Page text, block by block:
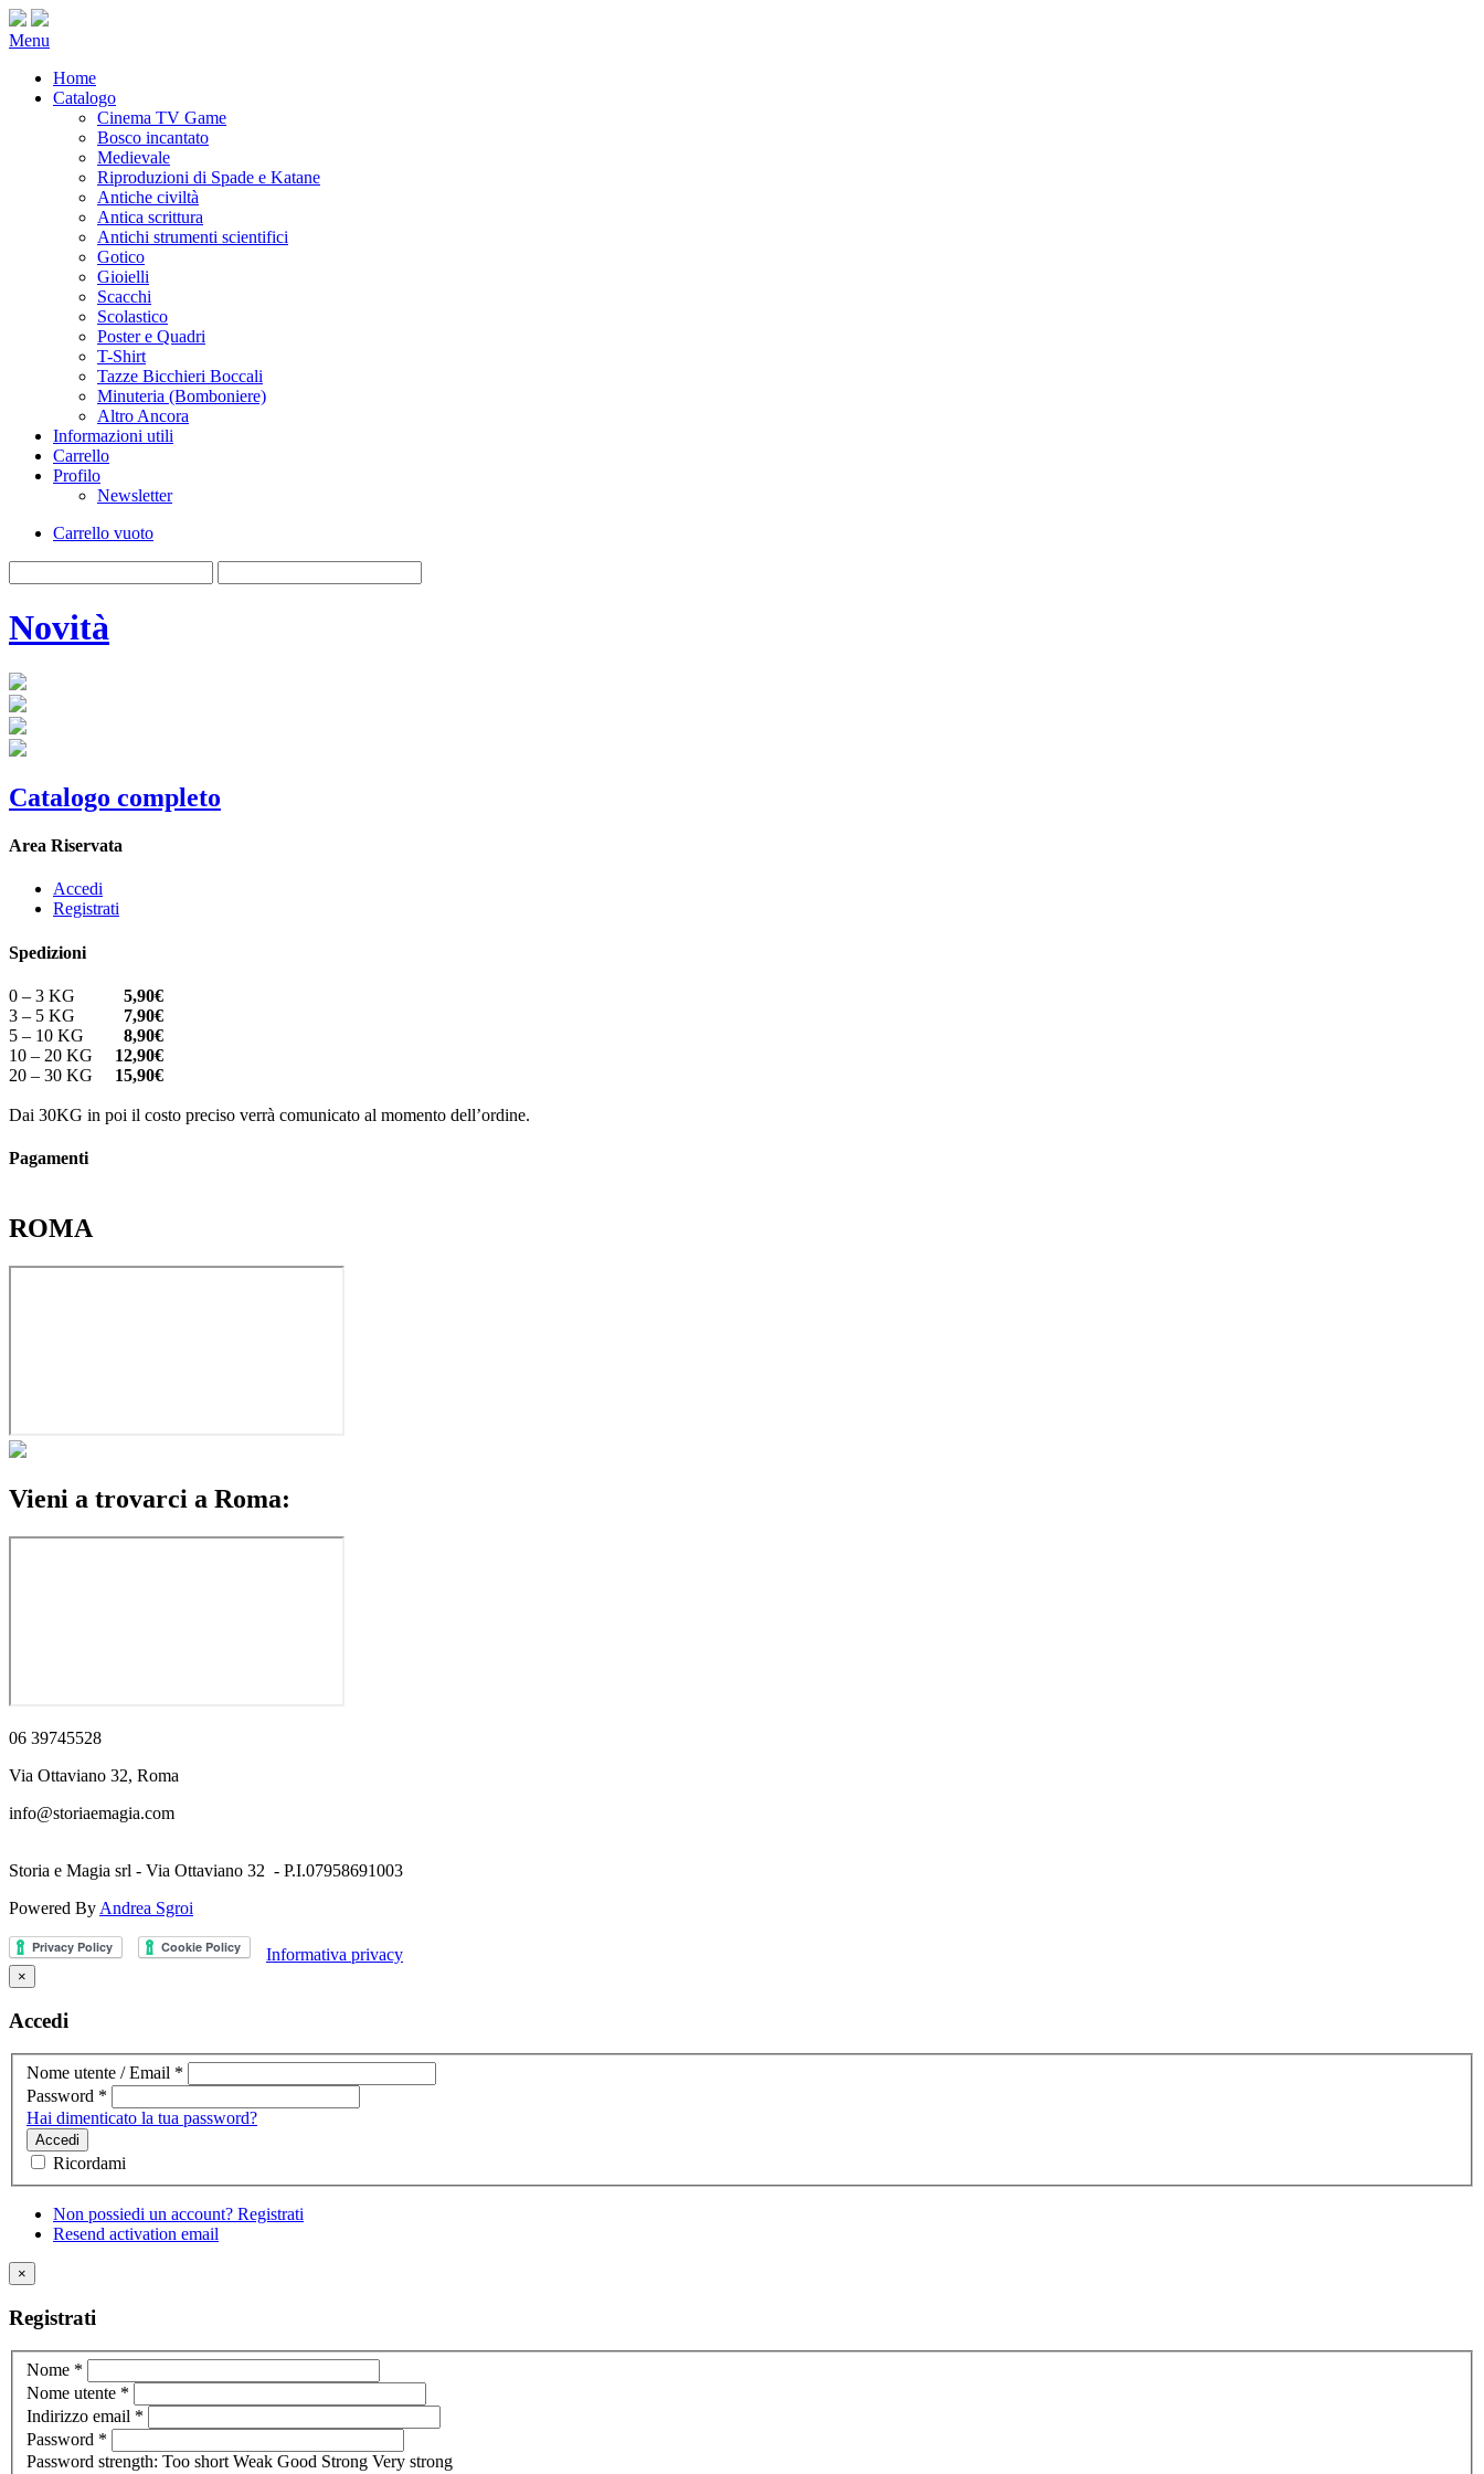
Menu
Home
Catalogo
Cinema TV Game
Bosco incantato
Medievale
Riproduzioni di Spade e Katane
Antiche civiltà
Antica scrittura
Antichi strumenti scientifici
Gotico
Gioielli
Scacchi
Scolastico
Poster e Quadri
T-Shirt
Tazze Bicchieri Boccali
Minuteria (Bomboniere)
Altro Ancora
Informazioni utili
Carrello
Profilo
Newsletter
Carrello vuoto
Novità
Catalogo completo
Area Riservata
Accedi
Registrati
Spedizioni
0 – 3 KG 5,90€
3 – 5 KG 7,90€
5 – 10 KG 8,90€
10 – 20 KG 12,90€
20 – 30 KG 15,90€
Dai 30KG in poi il costo preciso verrà comunicato al momento dell’ordine.
Pagamenti
ROMA
Vieni a trovarci a Roma:
06 39745528
Via Ottaviano 32, Roma
info@storiaemagia.com
Storia e Magia srl - Via Ottaviano 32 - P.I.07958691003
Powered By Andrea Sgroi
Informativa privacy
×
Accedi
Nome utente / Email *
Password *
Hai dimenticato la tua password?
Accedi
Ricordami
Non possiedi un account? Registrati
Resend activation email
×
Registrati
Nome *
Nome utente *
Indirizzo email *
Password *
Password strength: Too short Weak Good Strong Very strong